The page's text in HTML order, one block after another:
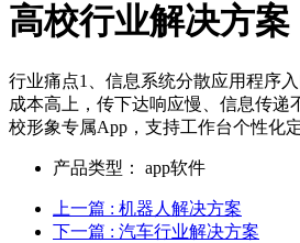
高校行业解决方案
行业痛点1、信息系统分散应用程序
成本高上，传下达响应慢、信息传
校形象专属App，支持工作台个性化
产品类型： app软件
上一篇 : 机器人解决方案
下一篇 : 汽车行业解决方案